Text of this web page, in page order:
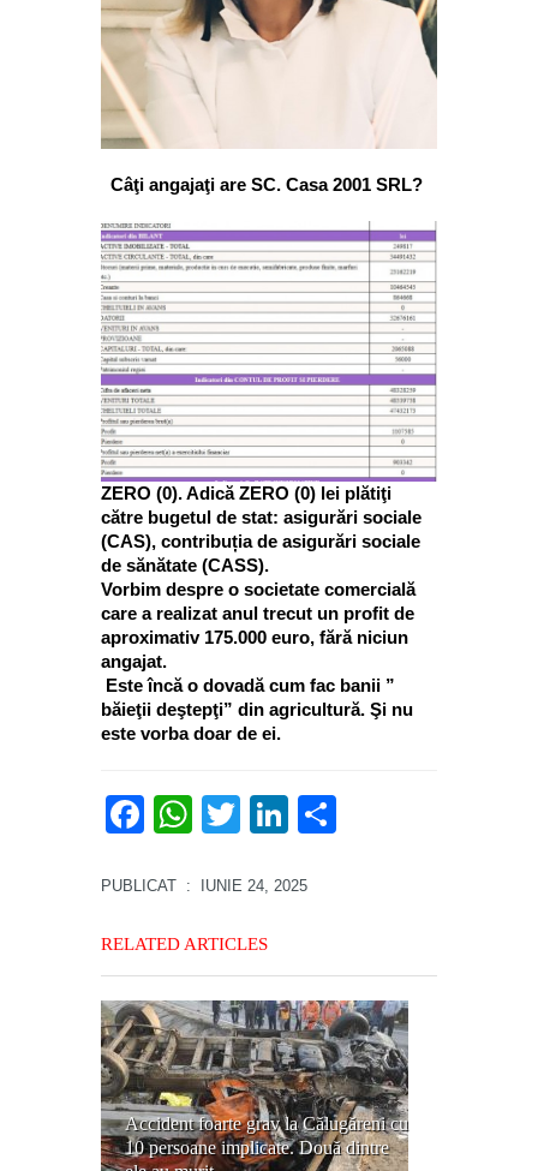
Câţi angajaţi are SC. Casa 2001 SRL?
ZERO (0). Adică ZERO (0) lei plătiţi
către bugetul de stat: asigurări sociale
(CAS), contribuția de asigurări sociale
de sănătate (CASS).
Vorbim despre o societate comercială
care a realizat anul trecut un profit de
aproximativ 175.000 euro, fără niciun
angajat.
Este încă o dovadă cum fac banii ”
băieţii deştepţi” din agricultură. Şi nu
este vorba doar de ei.
Facebook
WhatsApp
TwitterLinkedIn
PUBLICAT : IUNIE 24, 2025
RELATED ARTICLES
Accident foarte grav la Călugăreni cu
10 persoane implicate. Două dintre